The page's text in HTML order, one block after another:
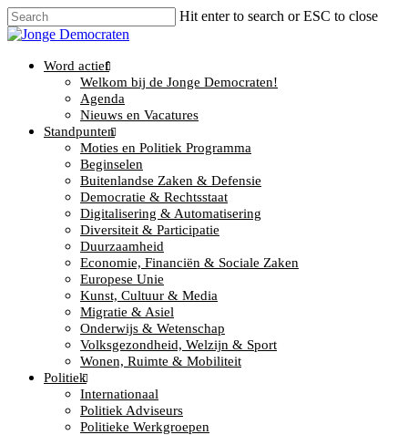
Hit enter to search or ESC to close
Word actief
Welkom bij de Jonge Democraten!
Agenda
Nieuws en Vacatures
Standpunten
Moties en Politiek Programma
Beginselen
Buitenlandse Zaken & Defensie
Democratie & Rechtsstaat
Digitalisering & Automatisering
Diversiteit & Participatie
Duurzaamheid
Economie, Financiën & Sociale Zaken
Europese Unie
Kunst, Cultuur & Media
Migratie & Asiel
Onderwijs & Wetenschap
Volksgezondheid, Welzijn & Sport
Wonen, Ruimte & Mobiliteit
Politiek
Internationaal
Politiek Adviseurs
Politieke Werkgroepen